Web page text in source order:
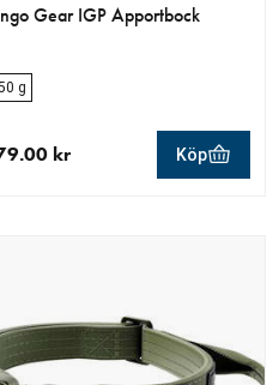
Gear IGP Apportbock
g
kr Köp